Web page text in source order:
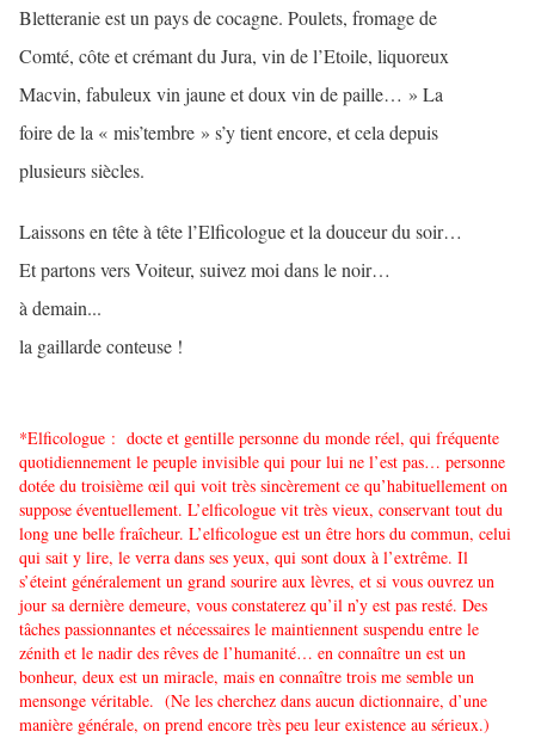
Bletteranie est un pays de cocagne. Poulets, fromage de
Comté, côte et crémant du Jura, vin de l’Etoile, liquoreux
Macvin, fabuleux vin jaune et doux vin de paille… » La
foire de la « mis’tembre » s’y tient encore, et cela depuis
plusieurs siècles.
Laissons en tête à tête l’Elficologue et la douceur du soir…
Et partons vers Voiteur, suivez moi dans le noir…
à demain...
la gaillarde conteuse !
*Elficologue : docte et gentille personne du monde réel, qui fréquente
quotidiennement le peuple invisible qui pour lui ne l’est pas… personne
dotée du troisième œil qui voit très sincèrement ce qu’habituellement on
suppose éventuellement. L’elficologue vit très vieux, conservant tout du
long une belle fraîcheur. L’elficologue est un être hors du commun, celui
qui sait y lire, le verra dans ses yeux, qui sont doux à l’extrême. Il
s’éteint généralement un grand sourire aux lèvres, et si vous ouvrez un
jour sa dernière demeure, vous constaterez qu’il n’y est pas resté. Des
tâches passionnantes et nécessaires le maintiennent suspendu entre le
zénith et le nadir des rêves de l’humanité… en connaître un est un
bonheur, deux est un miracle, mais en connaître trois me semble un
mensonge véritable. (Ne les cherchez dans aucun dictionnaire, d’une
manière générale, on prend encore très peu leur existence au sérieux.)